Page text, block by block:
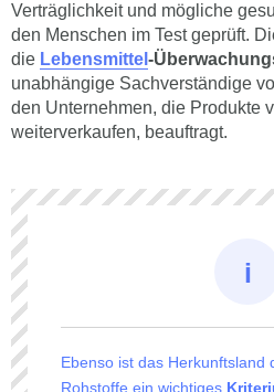
Verträglichkeit und mögliche
den Menschen im Test geprüft.
die Lebensmittel -
unabhängige Sachverständige
den Unternehmen, die Produkte
weiterverkaufen, beauftragt.
Ebenso ist das Herkunftsland
Rohstoffe ein wichtiges